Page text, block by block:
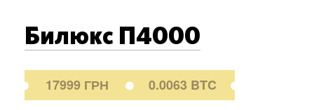
Билюкс П4000
17999 ГРН
0.0063 BTC